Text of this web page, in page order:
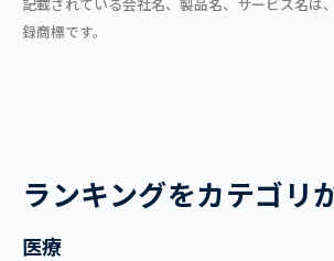
録商標です。
ランキングをカテゴリ
医療